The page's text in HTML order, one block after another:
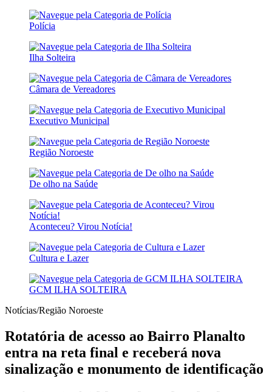
Polícia
Ilha Solteira
Câmara de Vereadores
Executivo Municipal
Região Noroeste
De olho na Saúde
Aconteceu? Virou Notícia!
Cultura e Lazer
GCM ILHA SOLTEIRA
Notícias/Região Noroeste
Rotatória de acesso ao Bairro Planalto
entra na reta final e receberá nova
sinalização e monumento de identificação